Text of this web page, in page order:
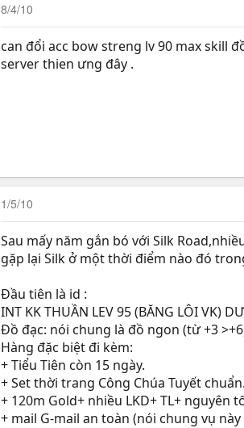
8/4/10
can đổi acc bow streng lv 90 max skill
server thien ưng đây .
1/5/10
Sau mấy năm gắn bó với Silk
gặp lại Silk ở một thời điểm nào đó
Đầu tiên là id :
INT KK THUẦN LEV 95 (BĂNG LÔI VK)
Đồ đạc: nói chung là đồ ngon (từ +3
Hàng đặc biệt đi kèm:
+ Tiểu Tiên còn 15 ngày.
+ Set thời trang Công Chúa Tuyết chuẩn.
+ 120m Gold+ nhiều LKD+ TL+ nguyên
+ mail G-mail an toàn (nói chung vụ